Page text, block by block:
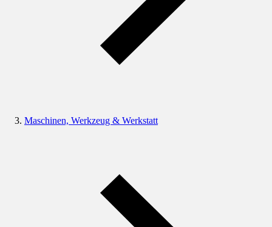
Maschinen, Werkzeug & Werkstatt